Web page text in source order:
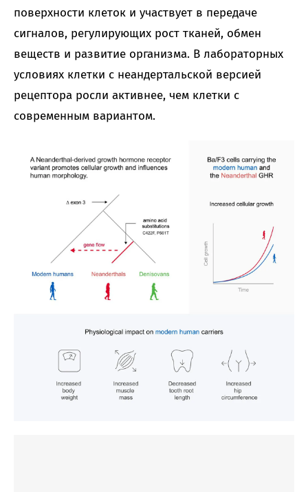
поверхности клеток и участвует в передаче
сигналов, регулирующих рост тканей, обмен
веществ и развитие организма. В лабораторных
условиях клетки с неандертальской версией
рецептора росли активнее, чем клетки с
современным вариантом.